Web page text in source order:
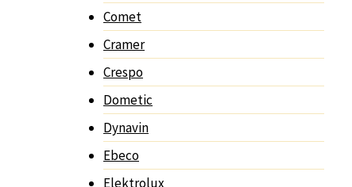
Comet
Cramer
Crespo
Dometic
Dynavin
Ebeco
Elektrolux